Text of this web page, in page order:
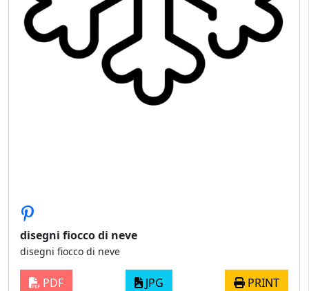
disegni fiocco di neve
disegni fiocco di neve
PDF JPG PRINT